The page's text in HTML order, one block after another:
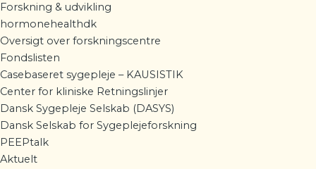
Forskning & udvikling
hormonehealthdk
Oversigt over forskningscentre
Fondslisten
Casebaseret sygepleje – KAUSISTIK
Center for kliniske Retningslinjer
Dansk Sygepleje Selskab (DASYS)
Dansk Selskab for Sygeplejeforskning
PEEPtalk
Aktuelt